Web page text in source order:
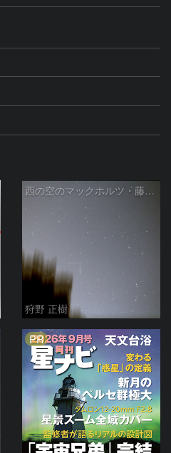
西の空のマックホルツ・藤川・岩本彗星 (C/2018 V1)
狩野 正樹
PR